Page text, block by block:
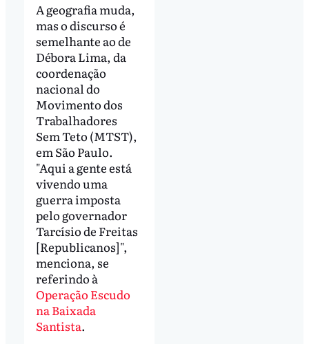
A geografia muda,
mas o discurso é
semelhante ao de
Débora Lima, da
coordenação
nacional do
Movimento dos
Trabalhadores
Sem Teto (MTST),
em São Paulo.
"Aqui a gente está
vivendo uma
guerra imposta
pelo governador
Tarcísio de Freitas
[Republicanos]",
menciona, se
referindo à
Operação Escudo
na Baixada
Santista.